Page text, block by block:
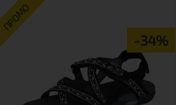
ПРОМО
-34%